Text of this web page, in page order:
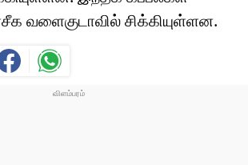
வளைகுடாவில் சிக்கியுள்ளன.